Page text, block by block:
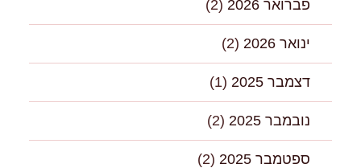
פברואר 2026 (2)
ינואר 2026 (2)
דצמבר 2025 (1)
נובמבר 2025 (2)
ספטמבר 2025 (2)